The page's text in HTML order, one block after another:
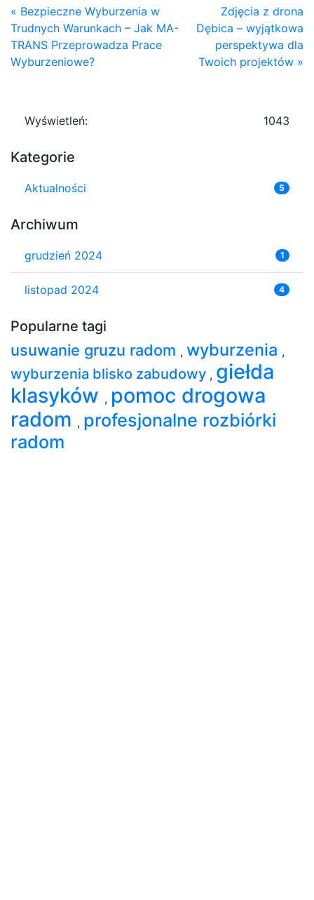
« Bezpieczne Wyburzenia w
Trudnych Warunkach – Jak MA-
TRANS Przeprowadza Prace
Wyburzeniowe?
Zdjęcia z drona
Dębica – wyjątkowa
perspektywa dla
Twoich projektów »
Wyświetleń: 1043
Kategorie
Aktualności 5
Archiwum
grudzień 2024 1
listopad 2024 4
Popularne tagi
usuwanie gruzu radom , wyburzenia ,
wyburzenia blisko zabudowy , giełda
klasyków , pomoc drogowa
radom , profesjonalne rozbiórki
radom